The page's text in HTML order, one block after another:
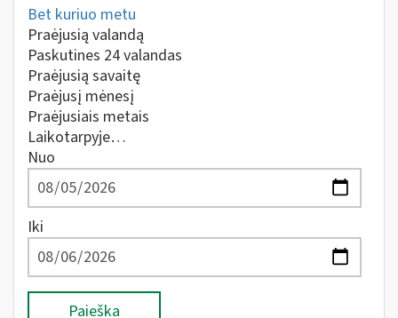
Bet kuriuo metu
Praėjusią valandą
Paskutines 24 valandas
Praėjusią savaitę
Praėjusį mėnesį
Praėjusiais metais
Laikotarpyje…
Nuo
Iki
Paieška